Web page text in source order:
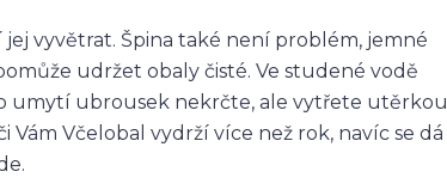
vyvětrat. Špina také není problém, jemné
udržet obaly čisté. Ve studené vodě
umytí ubrousek nekrčte, ale vytřete utěrkou
Včelobal vydrží více než rok, navíc se dá